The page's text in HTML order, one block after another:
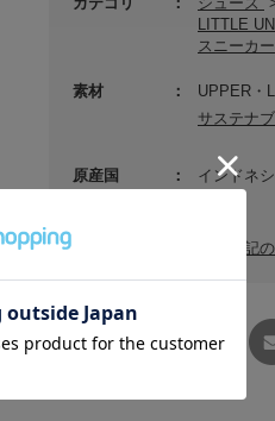
LITTLE
スニーカー
素材
UPPER・
サステナ
原産国 インドネ
洗濯表記
SHARE